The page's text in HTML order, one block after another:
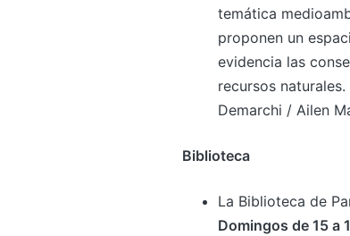
temática
proponen un
evidencia las
recursos naturales.
Demarchi / Ailen
Biblioteca
La Biblioteca de
Domingos de 15 a